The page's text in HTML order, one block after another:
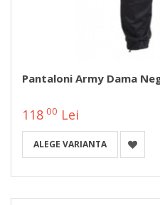
Pantaloni Army Dama
118 00 Lei
ALEGE VARIANTA